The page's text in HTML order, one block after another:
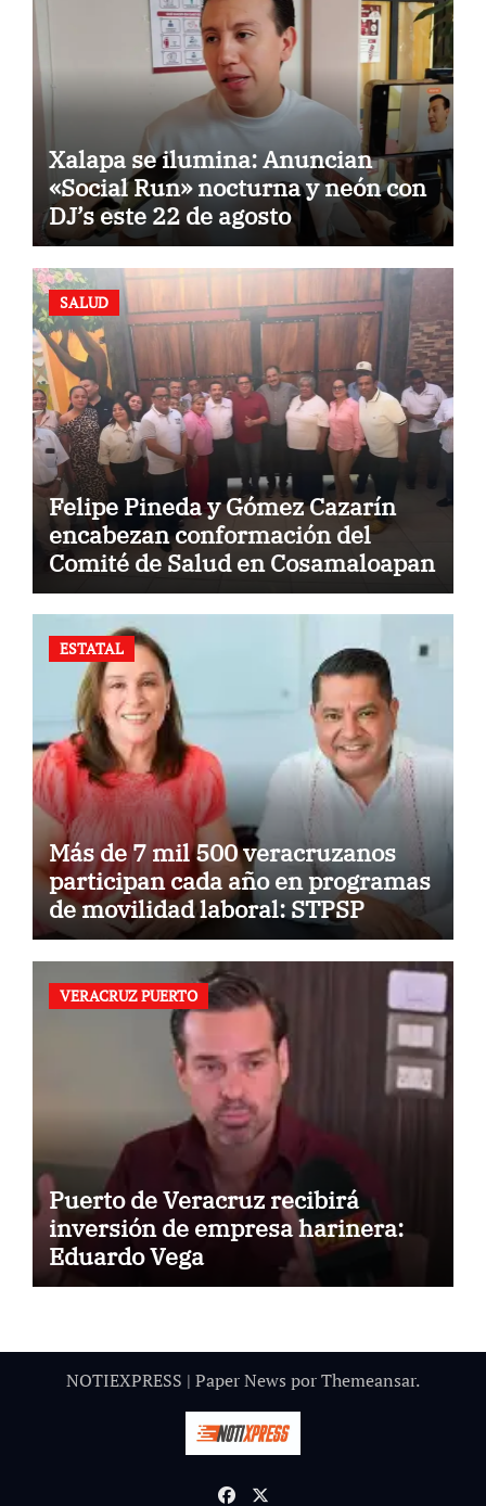
Xalapa se ilumina: Anuncian
«Social Run» nocturna y neón con
DJ’s este 22 de agosto
SALUD
Felipe Pineda y Gómez Cazarín
encabezan conformación del
Comité de Salud en Cosamaloapan
ESTATAL
Más de 7 mil 500 veracruzanos
participan cada año en programas
de movilidad laboral: STPSP
VERACRUZ PUERTO
Puerto de Veracruz recibirá
inversión de empresa harinera:
Eduardo Vega
NOTIEXPRESS | Paper News porThemeansar.